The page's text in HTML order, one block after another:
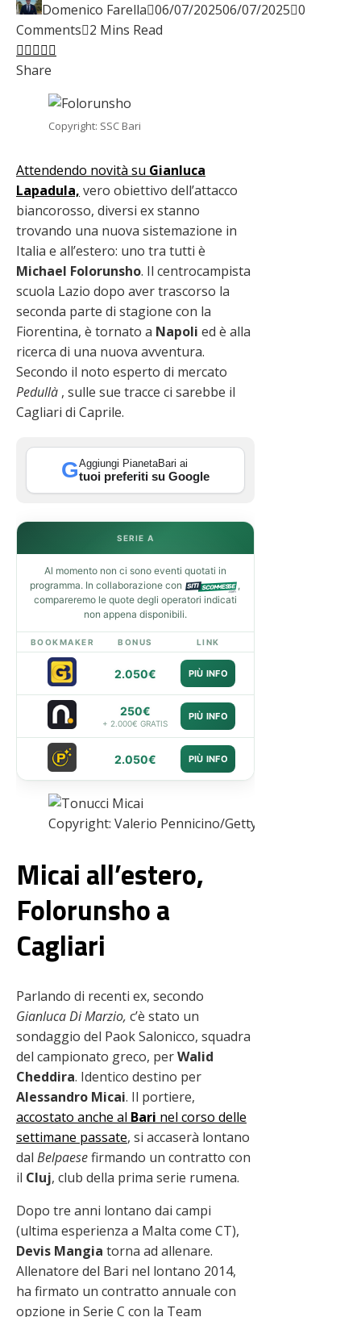
Domenico Farella 06/07/202506/07/2025 0
Comments 2 Mins Read
Facebook
Twitter
LinkedIn
Pinterest
Stumbleupon
Share
Copyright: SSC Bari
Attendendo novità su Gianluca
Lapadula, vero obiettivo dell’attacco
biancorosso, diversi ex stanno
trovando una nuova sistemazione in
Italia e all’estero: uno tra tutti è
Michael Folorunsho. Il centrocampista
scuola Lazio dopo aver trascorso la
seconda parte di stagione con la
Fiorentina, è tornato a Napoli ed è alla
ricerca di una nuova avventura.
Secondo il noto esperto di mercato
Pedullà , sulle sue tracce ci sarebbe il
Cagliari di Caprile.
GAggiungi PianetaBari ai
tuoi preferiti su Google
SERIE A
Al momento non ci sono eventi quotati in
programma. In collaborazione con
,
compareremo le quote degli operatori indicati
non appena disponibili.
BOOKMAKER BONUS LINK
2.050€ PIÙ INFO
250€
+ 2.000€ GRATIS
PIÙ INFO
2.050€ PIÙ INFO
Copyright: Valerio Pennicino/Getty Images – Via
Micai all’estero,
Folorunsho a
Cagliari
Parlando di recenti ex, secondo
Gianluca Di Marzio, c’è stato un
sondaggio del Paok Salonicco, squadra
del campionato greco, perWalid
Cheddira. Identico destino per
Alessandro Micai. Il portiere,
accostato anche al Bari nel corso delle
settimane passate, si accaserà lontano
dal Belpaesefirmando un contratto con
il Cluj, club della prima serie rumena.
Dopo tre anni lontano dai campi
(ultima esperienza a Malta come CT),
Devis Mangia torna ad allenare.
Allenatore del Bari nel lontano 2014,
ha firmato un contratto annuale con
opzione in Serie C con la Team